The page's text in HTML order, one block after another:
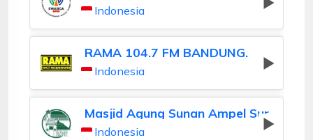
Indonesia
RAMA 104.7 FM BANDUNG.
Indonesia
Indonesia